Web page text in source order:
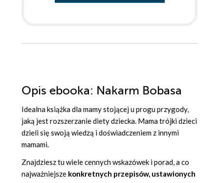
Opis ebooka: Nakarm Bobasa
Idealna książka dla mamy stojącej u progu przygody,
jaką jest rozszerzanie diety dziecka. Mama trójki dzieci
dzieli się swoją wiedzą i doświadczeniem z innymi
mamami.
Znajdziesz tu wiele cennych wskazówek i porad, a co
najważniejsze konkretnych przepisów, ustawionych